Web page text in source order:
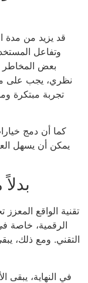
وتفاعل
بعض المخاطر
نظري، يجب على
تجربة مبتكرة
كما أن دمج
تقنية الواقع
الرقمية، خاصة
التقني. ومع ذلك،
في النهاية، يبقى